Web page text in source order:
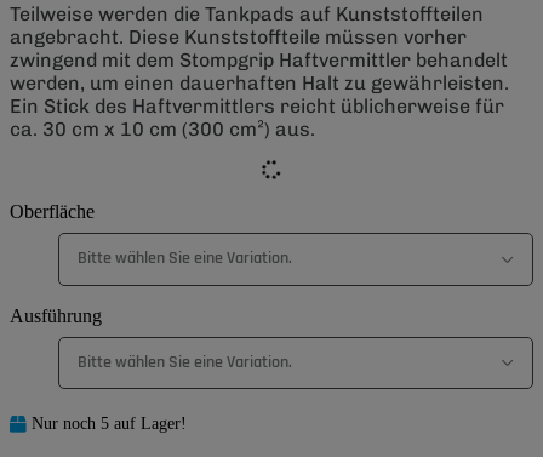
Teilweise werden die Tankpads auf Kunststoffteilen
angebracht. Diese Kunststoffteile müssen vorher
zwingend mit dem Stompgrip Haftvermittler behandelt
werden, um einen dauerhaften Halt zu gewährleisten.
Ein Stick des Haftvermittlers reicht üblicherweise für
ca. 30 cm x 10 cm (300 cm²) aus.
Oberfläche
Bitte wählen Sie eine Variation.
Ausführung
Bitte wählen Sie eine Variation.
Nur noch 5 auf Lager!